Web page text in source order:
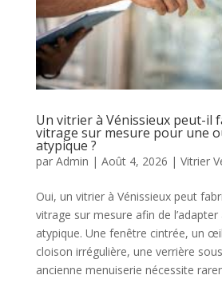
Un vitrier à Vénissieux peut-il
vitrage sur mesure pour une
atypique ?
par Admin | Août 4, 2026 | Vitrier
Oui, un vitrier à Vénissieux peut
vitrage sur mesure afin de
atypique. Une fenêtre cintrée, un
cloison irrégulière, une verrière
ancienne menuiserie nécessite